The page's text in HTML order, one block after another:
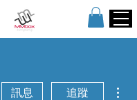
訊息 追蹤